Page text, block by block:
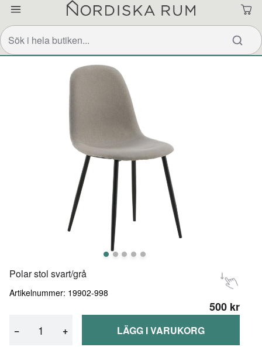
Polar stol svart/grå
Artikelnummer: 19902-998
500 kr
− + LÄGG I VARUKORG